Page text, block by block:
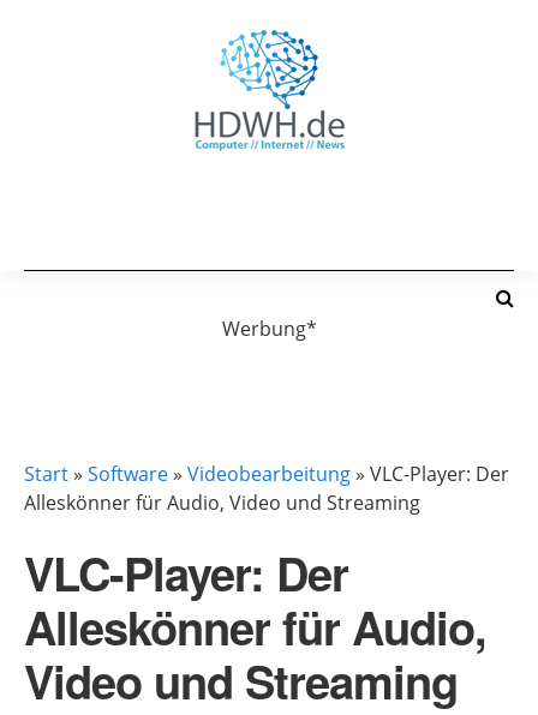
Werbung*
Start» Software» Videobearbeitung» VLC-Player: Der
Alleskönner für Audio, Video und Streaming
VLC-Player: Der
Alleskönner für Audio,
Video und Streaming